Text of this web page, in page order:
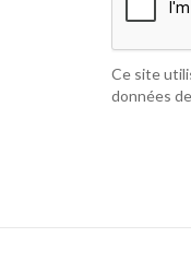
Ce site
données